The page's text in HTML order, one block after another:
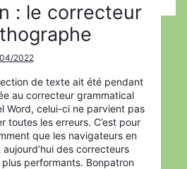
: le correcteur
2022
de texte ait été pendant
au correcteur grammatical
Word, celui-ci ne parvient pas
toutes les erreurs. C’est pour
que les navigateurs en
des correcteurs
performants. Bonpatron